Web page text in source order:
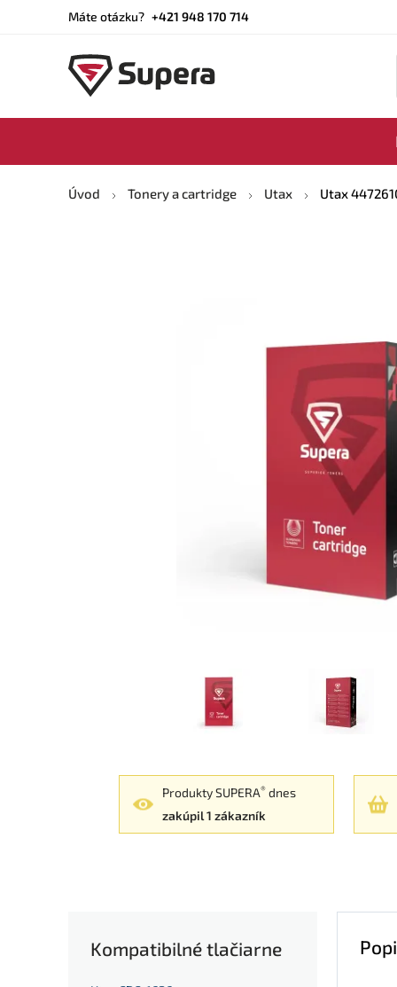
Máte otázku? +421 948 170 714
Úvod Tonery a cartridge Utax Utax
Produkty SUPERA® dnes
zakúpil 1 zákazník
Kompatibilné tlačiarne